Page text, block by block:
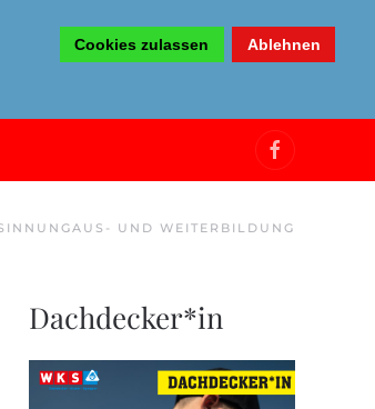
Cookies zulassen Ablehnen
AUS- UND WEITERBILDUNG
Dachdecker*in